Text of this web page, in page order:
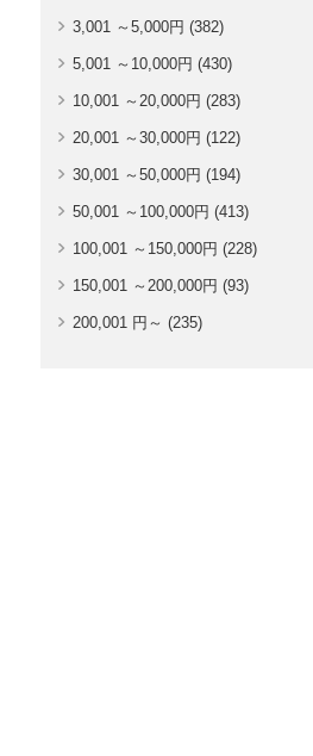
3,001 ～5,000円 (382)
5,001 ～10,000円 (430)
10,001 ～20,000円 (283)
20,001 ～30,000円 (122)
30,001 ～50,000円 (194)
50,001 ～100,000円 (413)
100,001 ～150,000円 (228)
150,001 ～200,000円 (93)
200,001 円～ (235)